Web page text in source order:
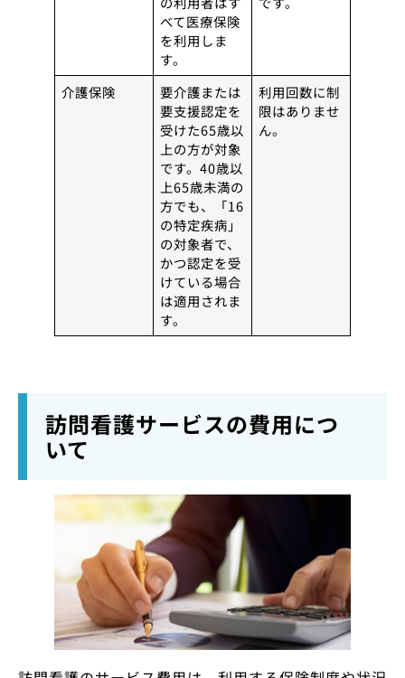
べて医療保険
を利用しま
す。
介護保険
要介護または
要支援認定を
受けた65歳以
上の方が対象
です。40歳以
上65歳未満の
方でも、「16
の特定疾病」
の対象者で、
かつ認定を受
けている場合
は適用されま
す。
利用回数に制
限はありませ
ん。
訪問看護サービスの費用につ
いて